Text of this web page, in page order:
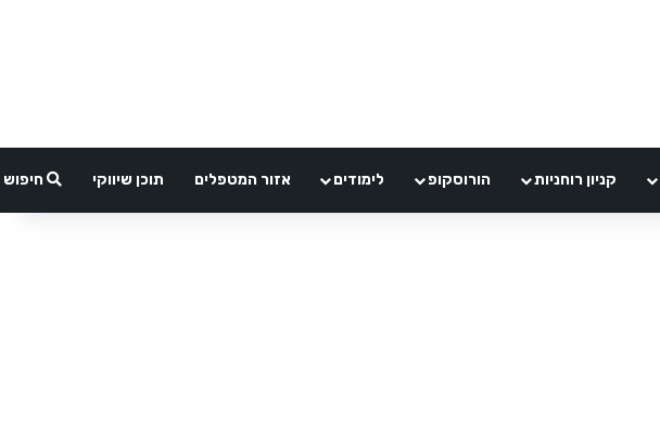
קניון רוחניות הורוסקופ לימודים אזור המטפלים תוכן שיווקי חיפוש